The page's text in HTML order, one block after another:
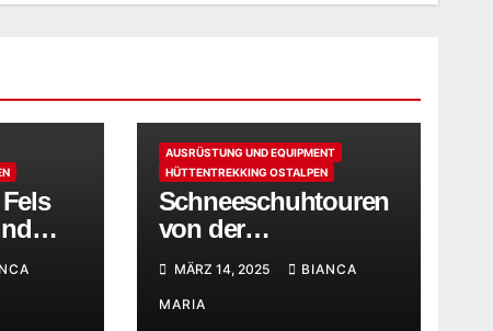
AUSRÜSTUNG UND EQUIPMENT
HÜTTENTREKKING OSTALPEN
Schneeschuhtouren
von der
Maighelshütte aus
MÄRZ 14, 2025 BIANCA
MARIA